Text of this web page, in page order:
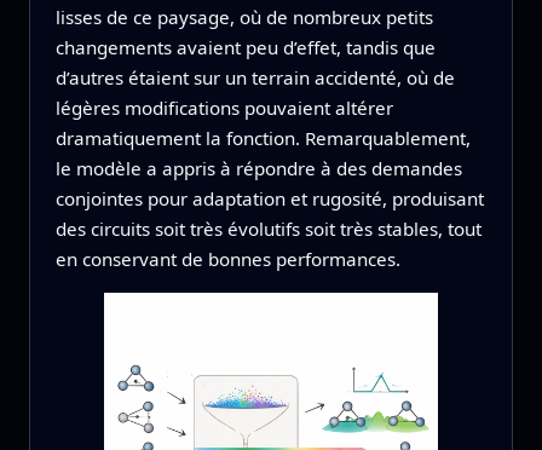
lisses de ce paysage, où de nombreux petits
changements avaient peu d’effet, tandis que
d’autres étaient sur un terrain accidenté, où de
légères modifications pouvaient altérer
dramatiquement la fonction. Remarquablement,
le modèle a appris à répondre à des demandes
conjointes pour adaptation et rugosité, produisant
des circuits soit très évolutifs soit très stables, tout
en conservant de bonnes performances.